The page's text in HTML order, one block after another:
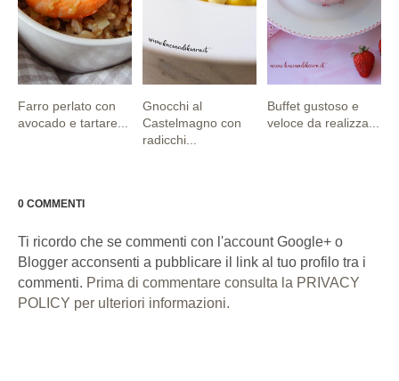
Farro perlato con
avocado e tartare...
Gnocchi al
Castelmagno con
radicchi...
Buffet gustoso e
veloce da realizza...
0 COMMENTI
Ti ricordo che se commenti con l'account Google+ o
Blogger acconsenti a pubblicare il link al tuo profilo tra i
commenti. Prima di commentare consulta la PRIVACY
POLICY per ulteriori informazioni.